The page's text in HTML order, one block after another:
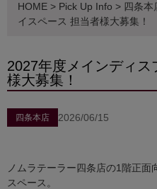
HOME > Pick Up Info > 四条本
イスペース 担当者様大募集！
2027年度メインディ
様大募集！
四条本店 2026/06/15
ノムラテーラー四条店の1階正
スペース。